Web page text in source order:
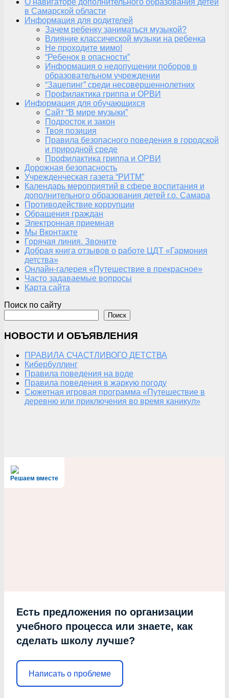
О навигаторе дополнительного образования детей
в Самарской области
Информация для родителей
Зачем ребенку заниматься музыкой?
Влияние классической музыки на ребенка
Не проходите мимо!
“Ребенок в опасности”
Информация о недопущении поборов в
образовательном учреждении
“Зацепинг” среди несовершеннолетних
Профилактика гриппа и ОРВИ
Информация для обучающихся
Сайт “В мире музыки”
Подросток и закон
Твоя позиция
Правила безопасного поведения в городской
и природной среде
Профилактика гриппа и ОРВИ
Дорожная безопасность
Учрежденческая газета “РИТМ”
Календарь мероприятий в сфере воспитания и
дополнительного образования детей г.о. Самара
Противодействие коррупции
Обращения граждан
Электронная приемная
Мы Вконтакте
Горячая линия. Звоните
Добрая книга отзывов о работе ЦДТ «Гармония
детства»
Онлайн-галерея «Путешествие в прекрасное»
Часто задаваемые вопросы
Карта сайта
Поиск по сайту
Поиск
НОВОСТИ И ОБЪЯВЛЕНИЯ
ПРАВИЛА СЧАСТЛИВОГО ДЕТСТВА
Кибербуллинг
Правила поведения на воде
Правила поведения в жаркую погоду
Сюжетная игровая программа «Путешествие в
деревню или приключения во время каникул»
Решаем вместе
Есть предложения по организации
учебного процесса или знаете, как
сделать школу лучше?
Написать о проблеме